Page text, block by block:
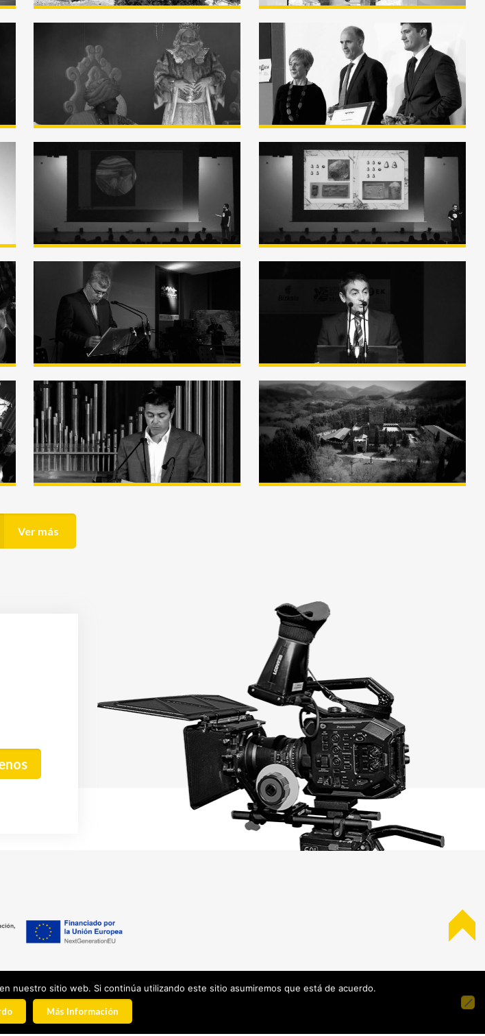
Los Reyes Magos y la
magia de la Navidad –
«Errege Magoak eta
Gabonetako Magia»
Premio Marcelo Gangoiti
2020 – Resumen
Semana de la Ciencia
(Zientzia Astea) – Oskar
Gonzalez Mendia – Nork
artelanean?»
Raúl Ibañez «Pero qué
hace un matemático
hablando del origen de la
escritura?» Semana de la
Ciencia (Zientzia Astea)
Premio Marcelo Gangoiti
2017
Premio Marcelo Gangoiti
2018 – Resumen
Premios Enkarterri
Hoberantz 2017
Completo
Premios Enkarterri
Hoberantz 2017
Ver más
Barakamedia.
Privacidad|Política de Cookies
+34 94 438 99 43
baraka@barakamedia.com
nuestro sitio web. Si continúa utilizando este sitio asumiremos que está de acuerdo.
Más Información